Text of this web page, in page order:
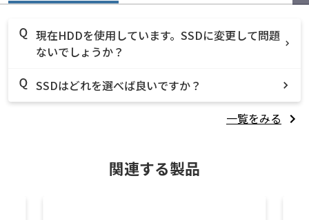
現在HDDを使用しています。SSDに変更して問題
ないでしょうか？
SSDはどれを選べば良いですか？
一覧をみる
関連する製品